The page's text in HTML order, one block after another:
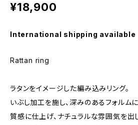
¥18,900
International shipping available
Rattan ring
ラタンをイメージした編み込みリング。
いぶし加工を施し、深みのあるフォルム
質感に仕上げ、ナチュラルな雰囲気を出